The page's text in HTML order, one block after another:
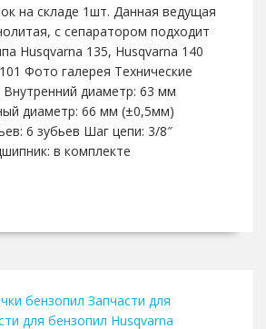
на складе 1шт. Данная ведущая
с сепаратором подходит
Husqvarna 135, Husqvarna 140
Фото галерея Технические
Внутренний диаметр: 63 мм
диаметр: 66 мм (±0,5мм)
6 зубьев Шаг цепи: 3/8″
в комплекте
бензопил Запчасти для
для бензопил Husqvarna